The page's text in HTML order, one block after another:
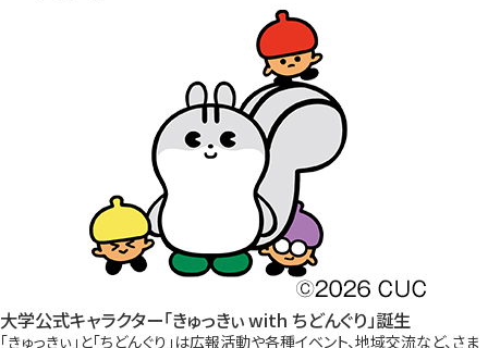
大学公式キャラクター「きゅっきぃ with ちどんぐり」誕生
「きゅっきぃ」と「ちどんぐり」は広報活動や各種イベント、地域交流など、さま